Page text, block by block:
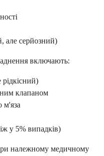
але серйозний)
включають:
клапаном
м'яза
у 5% випадків)
належному медичному